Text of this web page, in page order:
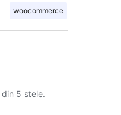
woocommerce
din 5 stele.